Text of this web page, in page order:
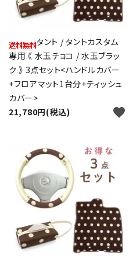
タント / タントカスタム
専用 《 水玉チョコ / 水玉ブラッ
ク 》 3点セット<ハンドルカバー
+フロアマット1台分+ティッシュ
カバー>
21,780円(税込)
favorite